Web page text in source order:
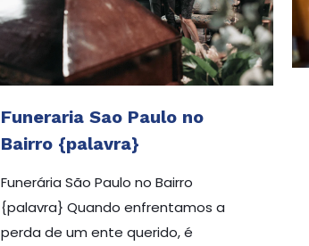
Funeraria Sao Paulo no
Bairro {palavra}
Funerária São Paulo no Bairro
{palavra} Quando enfrentamos a
perda de um ente querido, é